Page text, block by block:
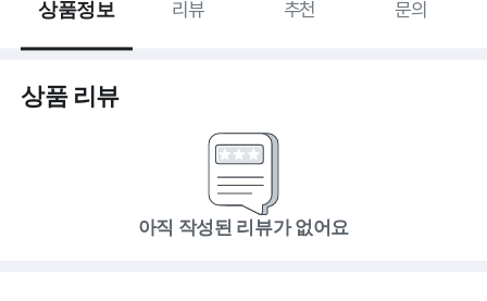
상품정보 리뷰 추천 문의
상품 리뷰
아직 작성된 리뷰가 없어요